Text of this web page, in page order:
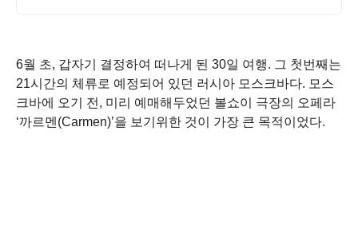
6월 초, 갑자기 결정하여 떠나게 된 30일 여행. 그 첫번째는
21시간의 체류로 예정되어 있던 러시아 모스크바다. 모스
크바에 오기 전, 미리 예매해두었던 볼쇼이 극장의 오페라
‘까르멘(Carmen)’을 보기위한 것이 가장 큰 목적이었다.